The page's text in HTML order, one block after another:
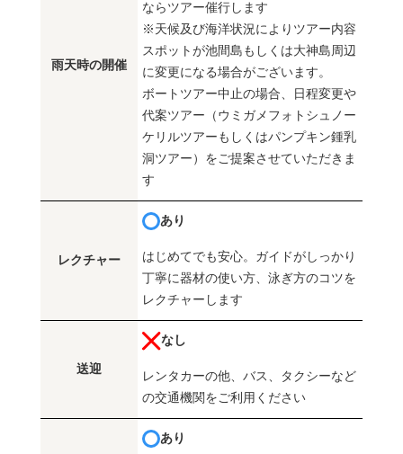
雨天時の開催
ならツアー催行します
※天候及び海洋状況によりツアー内容
スポットが池間島もしくは大神島周辺
に変更になる場合がございます。
ボートツアー中止の場合、日程変更や
代案ツアー（ウミガメフォトシュノー
ケリルツアーもしくはパンプキン鍾乳
洞ツアー）をご提案させていただきま
す
レクチャー
あり
はじめてでも安心。ガイドがしっかり
丁寧に器材の使い方、泳ぎ方のコツを
レクチャーします
送迎
なし
レンタカーの他、バス、タクシーなど
の交通機関をご利用ください
あり